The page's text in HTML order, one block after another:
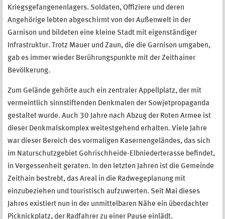
Kriegsgefangenenlagers. Soldaten, Offiziere und deren
Angehörige lebten abgeschirmt von der Außenwelt in der
Garnison und bildeten eine kleine Stadt mit eigenständiger
Infrastruktur. Trotz Mauer und Zaun, die die Garnison umgaben,
gab es immer wieder Berührungspunkte mit der Zeithainer
Bevölkerung.
Zum Gelände gehörte auch ein zentraler Appellplatz, der mit
vermeintlich sinnstiftenden Denkmalen der Sowjetpropaganda
gestaltet wurde. Auch 30 Jahre nach Abzug der Roten Armee ist
dieser Denkmalskomplex weitestgehend erhalten. Viele Jahre
war dieser Bereich des vormaligen Kasernengeländes, das sich
im Naturschutzgebiet Gohrischheide-Elbniederterasse befindet,
in Vergessenheit geraten. In den letzten Jahren ist die Gemeinde
Zeithain bestrebt, das Areal in die Radwegeplanung mit
einzubeziehen und touristisch aufzuwerten. Seit Mai dieses
Jahres existiert nun in der unmittelbaren Nähe ein überdachter
Picknickplatz, der Radfahrer zu einer Pause einlädt.